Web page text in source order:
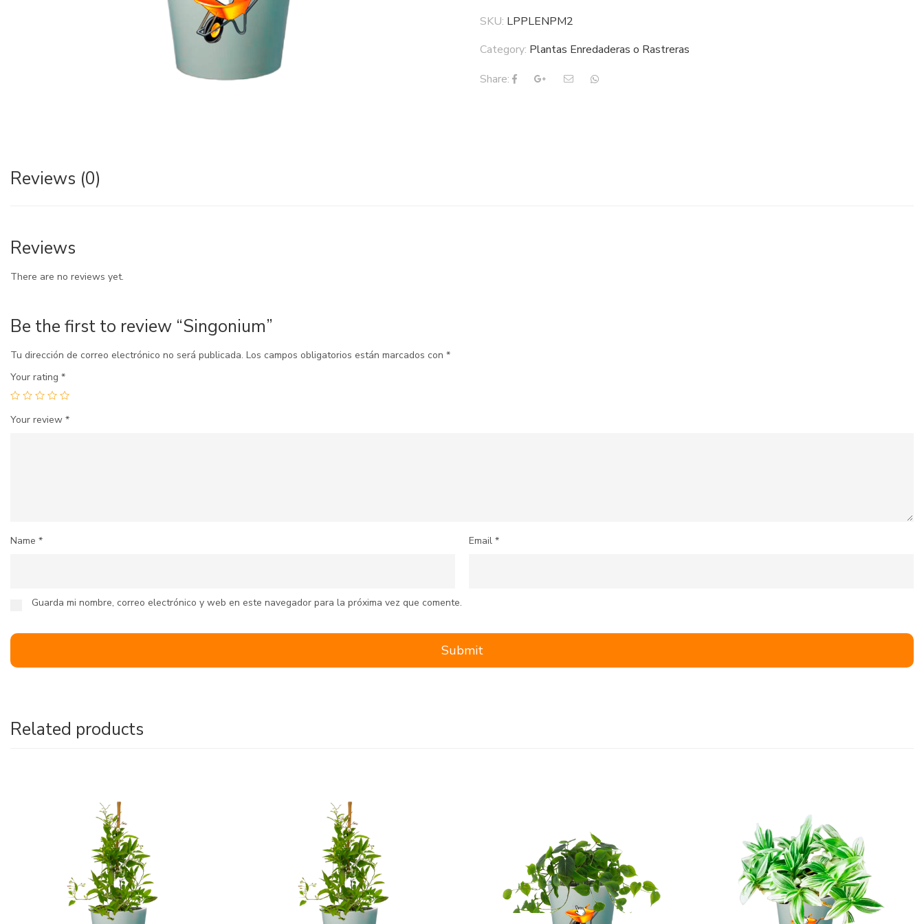
SKU: LPPLENPM2
Category: Plantas Enredaderas o Rastreras
Share:
Reviews (0)
Reviews
There are no reviews yet.
Be the first to review “Singonium”
Tu dirección de correo electrónico no será publicada. Los campos obligatorios están marcados con *
Your rating *
Your review *
Name * Email *
Guarda mi nombre, correo electrónico y web en este navegador para la próxima vez que comente.
Related products